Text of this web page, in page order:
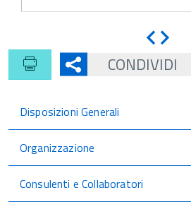
Indietro
CONDIVIDI
Disposizioni Generali
Organizzazione
Consulenti e Collaboratori